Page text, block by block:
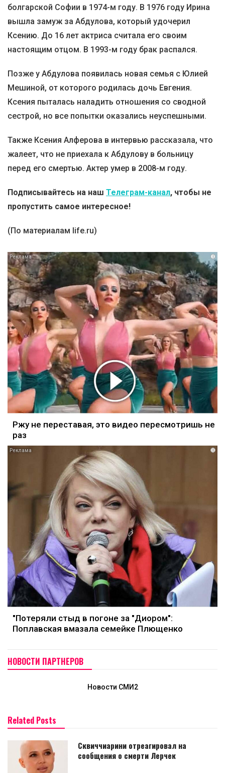
болгарской Софии в 1974-м году. В 1976 году Ирина
вышла замуж за Абдулова, который удочерил
Ксению. До 16 лет актриса считала его своим
настоящим отцом. В 1993-м году брак распался.
Позже у Абдулова появилась новая семья с Юлией
Мешиной, от которого родилась дочь Евгения.
Ксения пыталась наладить отношения со сводной
сестрой, но все попытки оказались неуспешными.
Также Ксения Алферова в интервью рассказала, что
жалеет, что не приехала к Абдулову в больницу
перед его смертью. Актер умер в 2008-м году.
Подписывайтесь на наш Телеграм-канал, чтобы не
пропустить самое интересное!
(По материалам life.ru)
i
Ржу не переставая, это видео пересмотришь не
раз
i
"Потеряли стыд в погоне за "Диором":
Поплавская вмазала семейке Плющенко
НОВОСТИ ПАРТНЕРОВ
Новости СМИ2
Related Posts
Сквиччиарини отреагировал на
сообщения о смерти Лерчек